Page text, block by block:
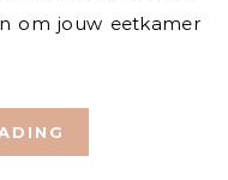
om jouw eetkamer